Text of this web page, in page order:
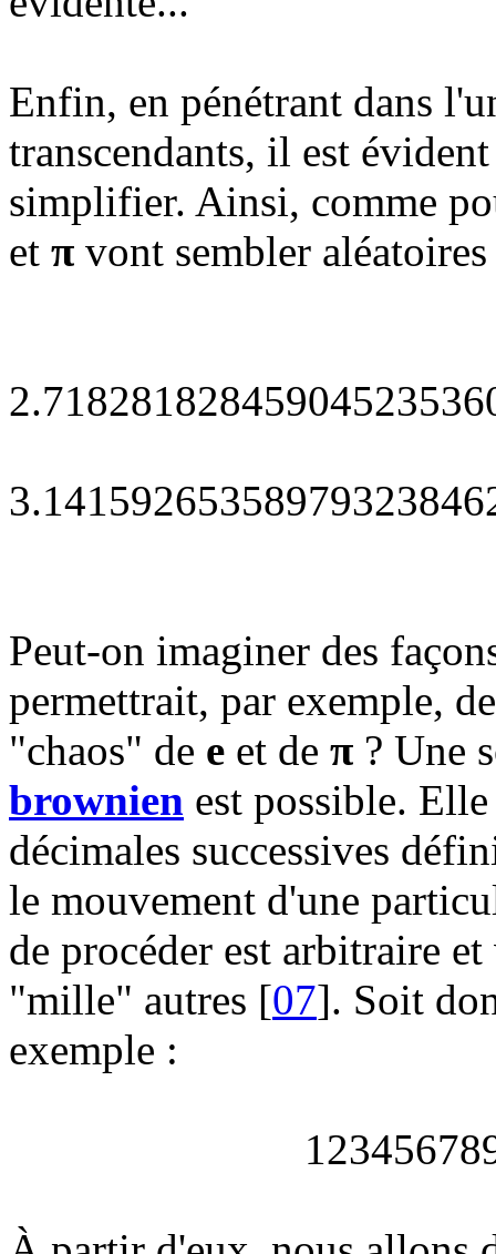
Enfin, en pénétrant dans
transcendants, il est
simplifier. Ainsi, comme
et π vont sembler
Peut-on imaginer des
permettrait, par exemple,
"chaos" de e et de π ? Une
brownien est possible.
décimales successives
le mouvement d'une
de procéder est arbitraire
"mille" autres [07]. Soit
exemple :